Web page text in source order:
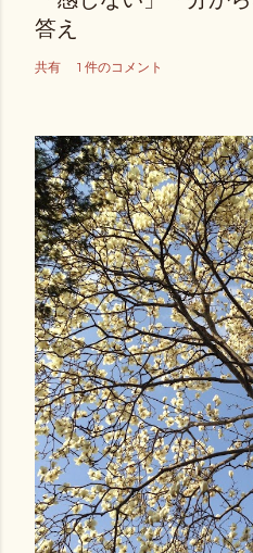
答え
共有 1 件のコメント